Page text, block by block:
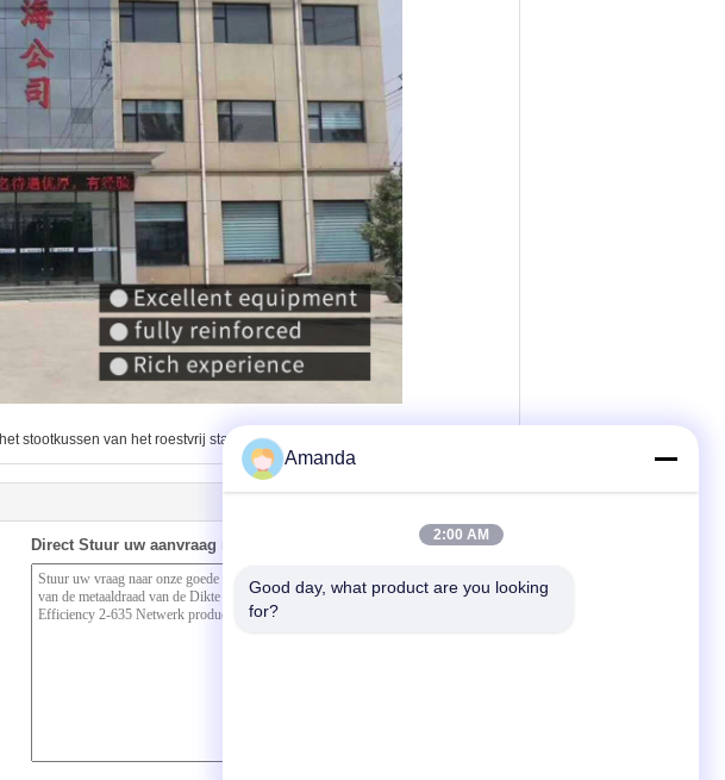
het stootkussen van het roestvrij staalnetwerk
Direct Stuur uw aanvraag naar ons
Amanda
2:00 AM
Good day, what product are you looking
for?